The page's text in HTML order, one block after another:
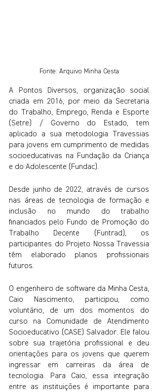
Fonte: Arquivo Minha Cesta
A Pontos Diversos, organização social
criada em 2016, por meio da Secretaria
do Trabalho, Emprego, Renda e Esporte
(Setre) / Governo do Estado, tem
aplicado a sua metodologia Travessias
para jovens em cumprimento de medidas
socioeducativas na Fundação da Criança
e do Adolescente (Fundac).
Desde junho de 2022, através de cursos
nas áreas de tecnologia de formação e
inclusão no mundo do trabalho
financiados pelo Fundo de Promoção do
Trabalho Decente (Funtrad), os
participantes do Projeto Nossa Travessia
têm elaborado planos profissionais
futuros.
O engenheiro de software da Minha Cesta,
Caio Nascimento, participou, como
voluntário, de um dos momentos do
curso na Comunidade de Atendimento
Socioeducativo (CASE) Salvador. Ele falou
sobre sua trajetória profissional e deu
orientações para os jovens que querem
ingressar em carreiras da área de
tecnologia. Para Caio, essa integração
entre as instituições é importante para